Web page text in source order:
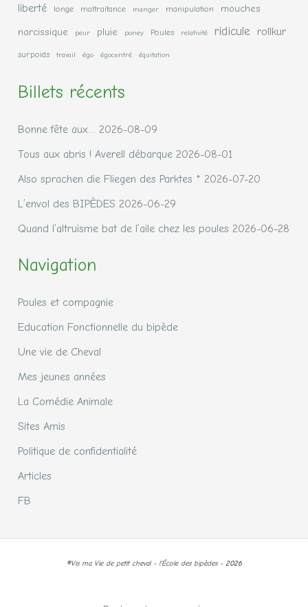
liberté longe maltraitance manger manipulation
mouches
narcissique
peur pluie poney Poules relativité ridicule rollkur
surpoids travail égo égocentré équitation
Billets récents
Bonne fête aux… 2026-08-09
Tous aux abris ! Averell débarque 2026-08-01
Also sprachen die Fliegen des Parktes * 2026-07-20
L’envol des BIPÈDES 2026-06-29
Quand l’altruisme bat de l’aile chez les poules 2026-06-28
Navigation
Poules et compagnie
Education Fonctionnelle du bipède
Une vie de Cheval
Mes jeunes années
La Comédie Animale
Sites Amis
Politique de confidentialité
Articles
FB
©Vis ma Vie de petit cheval - l'École des bipèdes - 2026